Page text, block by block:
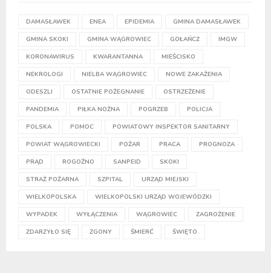
DAMASŁAWEK ENEA EPIDEMIA GMINA DAMASŁAWEK
GMINA SKOKI GMINA WĄGROWIEC GOŁAŃCZ IMGW
KORONAWIRUS KWARANTANNA MIEŚCISKO
NEKROLOGI NIELBA WĄGROWIEC NOWE ZAKAŻENIA
ODESZLI OSTATNIE POŻEGNANIE OSTRZEŻENIE
PANDEMIA PIŁKA NOŻNA POGRZEB POLICJA
POLSKA POMOC POWIATOWY INSPEKTOR SANITARNY
POWIAT WĄGROWIECKI POŻAR PRACA PROGNOZA
PRĄD ROGOŹNO SANPEID SKOKI
STRAŻ POŻARNA SZPITAL URZĄD MIEJSKI
WIELKOPOLSKA WIELKOPOLSKI URZĄD WOJEWÓDZKI
WYPADEK WYŁĄCZENIA WĄGROWIEC ZAGROŻENIE
ZDARZYŁO SIĘ ZGONY ŚMIERĆ ŚWIĘTO